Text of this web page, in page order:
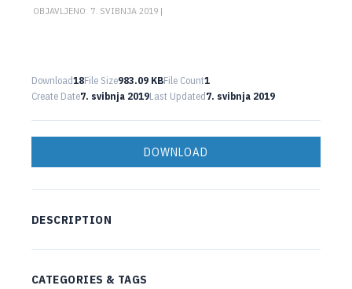
OBJAVLJENO: 7. SVIBNJA 2019 |
Download18File Size983.09 KBFile Count1
Create Date7. svibnja 2019Last Updated7. svibnja 2019
DOWNLOAD
DESCRIPTION
CATEGORIES & TAGS